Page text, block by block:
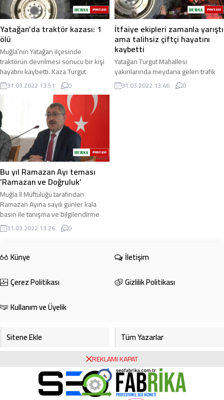
Yatağan’da traktör kazası: 1
ölü
Muğla’nın Yatağan ilçesinde
traktörün devrilmesi sonucu bir kişi
hayatını kaybetti. Kaza Turgut
Mahallesi Katrancı Hacı Bayramlar
yol ayrımında ...
31.03.2022 13:51 0
İtfaiye ekipleri zamanla yarıştı
ama talihsiz çiftçi hayatını
kaybetti
Yatağan Turgut Mahallesi
yakınlarında meydana gelen trafik
kazasında traktörün altında kalan
çiftçi hayatını kaybetti. İtfaiye
31.03.2022 13:46 0
Bu yıl Ramazan Ayı teması
’Ramazan ve Doğruluk’
Muğla İl Müftülüğü tarafından
Ramazan Ayına sayılı günler kala
basın ile tanışma ve bilgilendirme
toplantısı gerçekleştirildi. Muğla İl
Müftüsü ...
31.03.2022 13:26 0
Künye
İletişim
Çerez Politikası
Gizlilik Politikası
Kullanım ve Üyelik
Sitene Ekle
Tüm Yazarlar
Foto Galeri
Video Galeri
Bursa Haberleri
REKLAMI KAPAT